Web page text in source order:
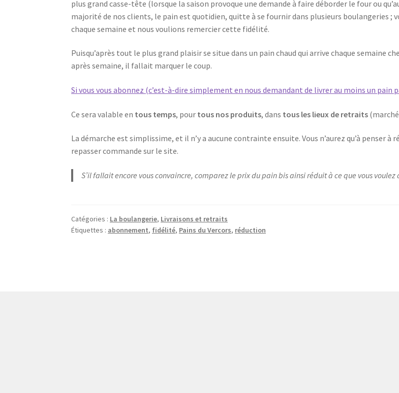
plus grand casse-tête (lorsque la saison provoque une demande à faire déborder le four ou
majorité de nos clients, le pain est quotidien, quitte à se fournir dans plusieurs boulangeries ;
chaque semaine et nous voulions remercier cette fidélité.
Puisqu’après tout le plus grand plaisir se situe dans un pain chaud qui arrive chaque semaine
après semaine, il fallait marquer le coup.
Si vous vous abonnez (c’est-à-dire simplement en nous demandant de livrer au moins un pain
Ce sera valable en tous temps, pour tous nos produits, dans tous les lieux de retraits
La démarche est simplissime, et il n’y a aucune contrainte ensuite. Vous n’aurez qu’à penser à
repasser commande sur le site.
S’il fallait encore vous convaincre, comparez le prix du pain bis ainsi réduit à ce que vous
Catégories : La boulangerie, Livraisons et retraits
Étiquettes : abonnement, fidélité, Pains du Vercors, réduction